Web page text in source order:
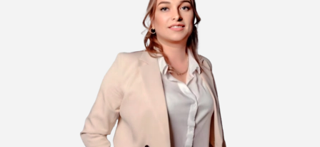
Положениеи даю
на обработку персональных данных.
Получите презентацию
проекта
Планировки апартаментов
Описание инфраструктуры
Актуальные цены и скидки
Документация по проекту